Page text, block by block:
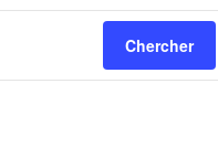
Chercher